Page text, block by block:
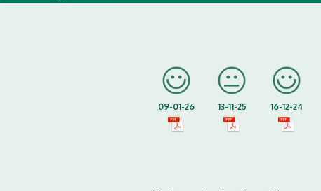
09-01-26 13-11-25 16-12-24